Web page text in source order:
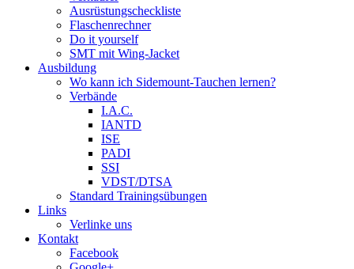
Ausrüstungscheckliste
Flaschenrechner
Do it yourself
SMT mit Wing-Jacket
Ausbildung
Wo kann ich Sidemount-Tauchen lernen?
Verbände
I.A.C.
IANTD
ISE
PADI
SSI
VDST/DTSA
Standard Trainingsübungen
Links
Verlinke uns
Kontakt
Facebook